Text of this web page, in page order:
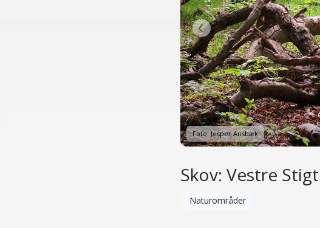
Foto: Jesper Ansbæk
Skov: Vestre
Naturområder